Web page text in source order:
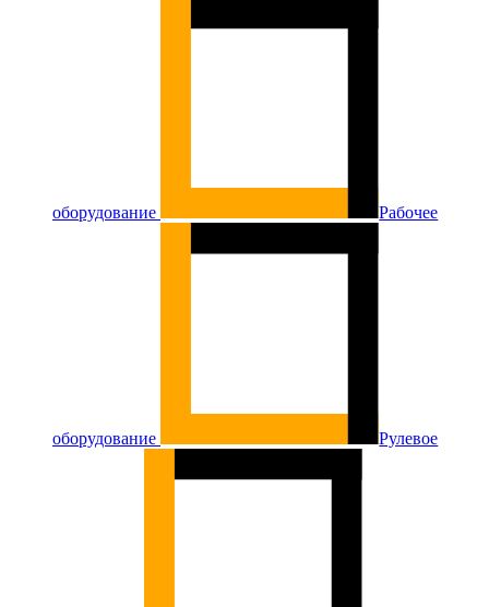
оборудование Рабочее
оборудование Рулевое